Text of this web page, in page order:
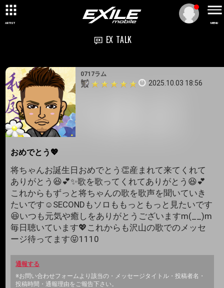
ARTIST MENU
EX TALK
0717ラム
2025.10.03 18:56
おめでとう💖
将ちゃんお誕生日おめでとう👏産まれて来てくれて
ありがとう😆💕✨歌を歌ってくれてありがとう😆💕
これからもずっと将ちゃんの歌を歌声を聞いていき
たいです☺SECONDもソロももっともっと見たいです
😆いつも元気や癒しをありがとうございますm(__)m
毎日聴いています💖これからも沢山の歌でのメッセ
ージ待ってます😝1110
通報する
※お問い合わせフォームより該当の・メッセージタイトル・投稿者名・
投稿時間・通報理由をご報告下さい。